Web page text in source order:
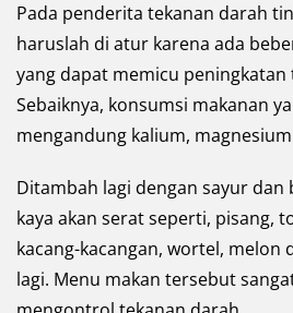
Pada penderita tekanan darah
haruslah di atur karena ada
yang dapat memicu peningkatan
Sebaiknya, konsumsi makanan
mengandung kalium,
Ditambah lagi dengan sayur dan
kaya akan serat seperti, pisang,
kacang-kacangan, wortel, melon
lagi. Menu makan tersebut